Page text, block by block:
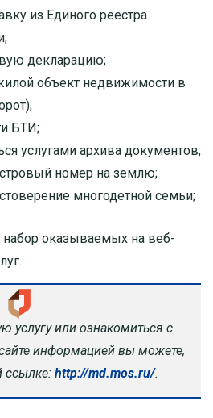
из Единого реестра
декларацию;
объект недвижимости в
БТИ;
услугами архива документов;
номер на землю;
многодетной семьи;
набор оказываемых на веб-
услугу или ознакомиться с
информацией вы можете,
ссылке: http://md.mos.ru/.